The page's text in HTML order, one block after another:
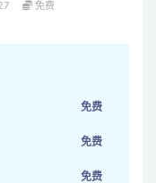
免费
免费
免费
免费